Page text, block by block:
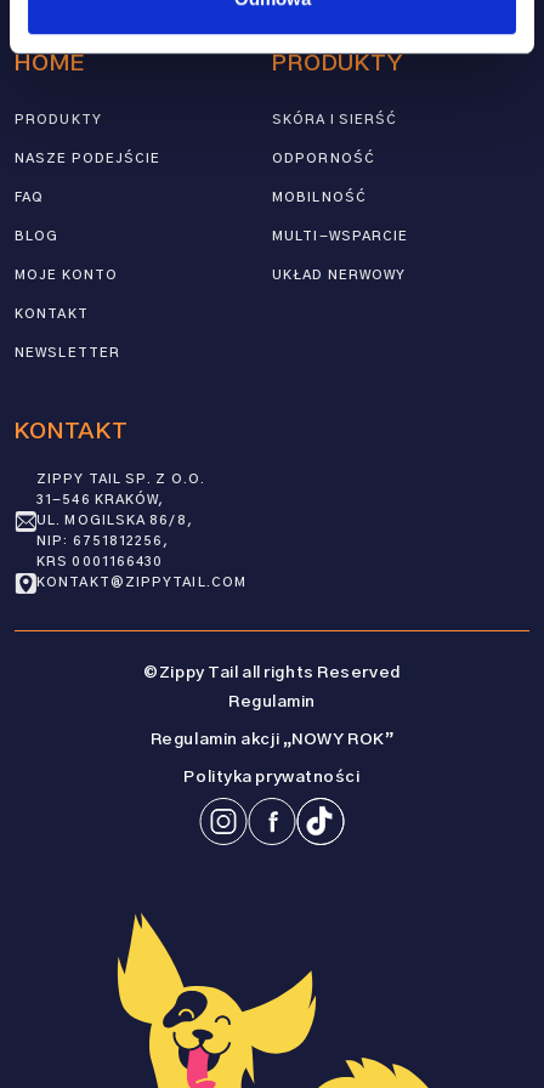
HOME
PRODUKTY
NASZE PODEJŚCIE
FAQ
BLOG
MOJE KONTO
KONTAKT
NEWSLETTER
PRODUKTY
SKÓRA I SIERŚĆ
ODPORNOŚĆ
MOBILNOŚĆ
MULTI-WSPARCIE
UKŁAD NERWOWY
KONTAKT
ZIPPY TAIL SP. Z O.O.
31-546 KRAKÓW,
UL. MOGILSKA 86/8,
NIP: 6751812256,
KRS 0001166430
KONTAKT@ZIPPYTAIL.COM
©Zippy Tail all rights Reserved
Regulamin
Regulamin akcji „NOWY ROK”
Polityka prywatności